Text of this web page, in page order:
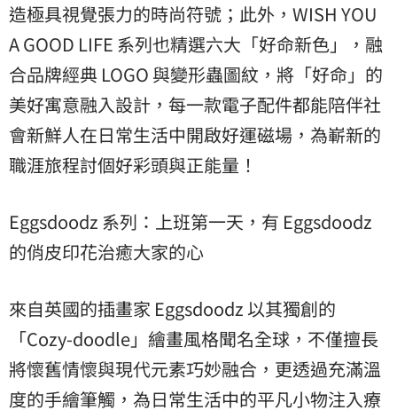
造極具視覺張力的時尚符號；此外，WISH YOU
A GOOD LIFE 系列也精選六大「好命新色」，融
合品牌經典 LOGO 與變形蟲圖紋，將「好命」的
美好寓意融入設計，每一款電子配件都能陪伴社
會新鮮人在日常生活中開啟好運磁場，為嶄新的
職涯旅程討個好彩頭與正能量！
Eggsdoodz 系列：上班第一天，有 Eggsdoodz
的俏皮印花治癒大家的心
來自英國的插畫家 Eggsdoodz 以其獨創的
「Cozy-doodle」繪畫風格聞名全球，不僅擅長
將懷舊情懷與現代元素巧妙融合，更透過充滿溫
度的手繪筆觸，為日常生活中的平凡小物注入療